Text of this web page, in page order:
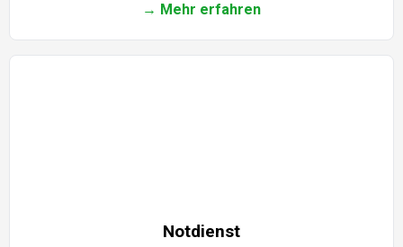
→ Mehr erfahren
Notdienst